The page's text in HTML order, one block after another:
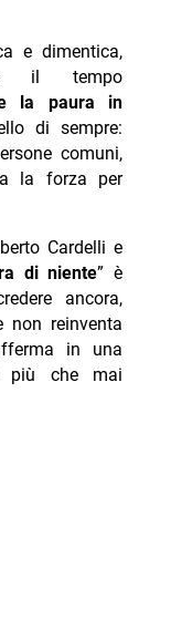
e dimentica,
il tempo
la paura in
di sempre:
comuni,
la forza per
Cardelli e
di niente” è
ancora,
non reinventa
in una
più che mai